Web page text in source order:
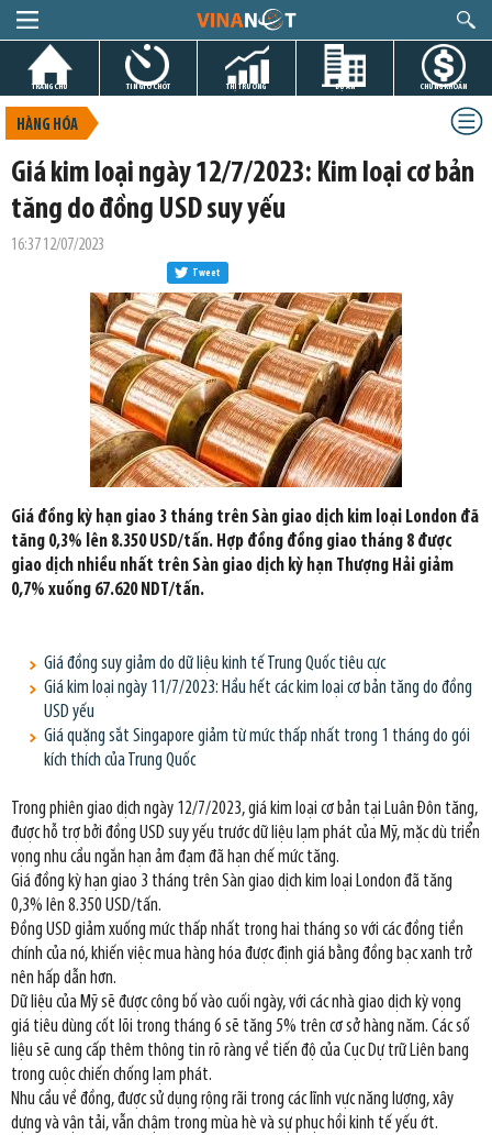
TRANG CHỦ TIN GIỜ CHÓT THỊ TRƯỜNG DỰ ÁN CHỨNG KHOÁN
HÀNG HÓA
Giá kim loại ngày 12/7/2023: Kim loại cơ bản
tăng do đồng USD suy yếu
16:37 12/07/2023
Tweet
Giá đồng kỳ hạn giao 3 tháng trên Sàn giao dịch kim loại London đã
tăng 0,3% lên 8.350 USD/tấn. Hợp đồng đồng giao tháng 8 được
giao dịch nhiều nhất trên Sàn giao dịch kỳ hạn Thượng Hải giảm
0,7% xuống 67.620 NDT/tấn.
Giá đồng suy giảm do dữ liệu kinh tế Trung Quốc tiêu cực
Giá kim loại ngày 11/7/2023: Hầu hết các kim loại cơ bản tăng do đồng
USD yếu
Giá quặng sắt Singapore giảm từ mức thấp nhất trong 1 tháng do gói
kích thích của Trung Quốc
Trong phiên giao dịch ngày 12/7/2023, giá kim loại cơ bản tại Luân Đôn tăng,
được hỗ trợ bởi đồng USD suy yếu trước dữ liệu lạm phát của Mỹ, mặc dù triển
vọng nhu cầu ngắn hạn ảm đạm đã hạn chế mức tăng.
Giá đồng kỳ hạn giao 3 tháng trên Sàn giao dịch kim loại London đã tăng
0,3% lên 8.350 USD/tấn.
Đồng USD giảm xuống mức thấp nhất trong hai tháng so với các đồng tiền
chính của nó, khiến việc mua hàng hóa được định giá bằng đồng bạc xanh trở
nên hấp dẫn hơn.
Dữ liệu của Mỹ sẽ được công bố vào cuối ngày, với các nhà giao dịch kỳ vọng
giá tiêu dùng cốt lõi trong tháng 6 sẽ tăng 5% trên cơ sở hàng năm. Các số
liệu sẽ cung cấp thêm thông tin rõ ràng về tiến độ của Cục Dự trữ Liên bang
trong cuộc chiến chống lạm phát.
Nhu cầu về đồng, được sử dụng rộng rãi trong các lĩnh vực năng lượng, xây
dựng và vận tải, vẫn chậm trong mùa hè và sự phục hồi kinh tế yếu ớt.